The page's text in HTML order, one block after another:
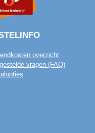
overzicht
vragen (FAQ)